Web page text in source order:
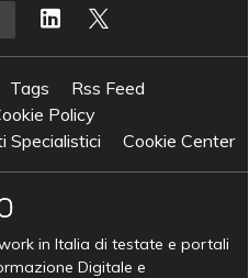
Tags
Rss Feed
Policy
Specialistici
Cookie Center
in Italia di testate e portali
Digitale e